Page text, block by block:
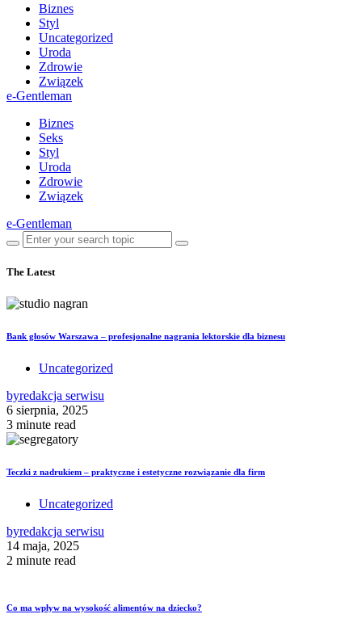
Biznes
Styl
Uncategorized
Uroda
Zdrowie
Związek
e-Gentleman
Biznes
Seks
Styl
Uroda
Zdrowie
Związek
e-Gentleman
The Latest
Bank głosów Warszawa – profesjonalne nagrania lektorskie dla biznesu
Uncategorized
byredakcja serwisu
6 sierpnia, 2025
3 minute read
Teczki z nadrukiem – praktyczne i estetyczne rozwiązanie dla firm
Uncategorized
byredakcja serwisu
14 maja, 2025
2 minute read
Co ma wpływ na wysokość alimentów na dziecko?